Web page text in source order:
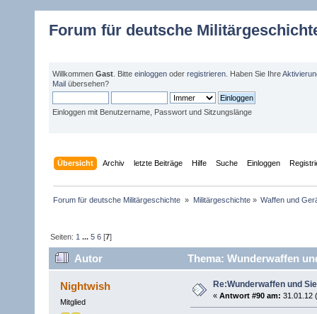
Forum für deutsche
Willkommen Gast . Bitte einloggen oder registrieren . Haben Sie Ihre
Mail übersehen?
Einloggen mit Benutzername, Passwort und Sitzungslänge
Übersicht Archiv letzte Beiträge Hilfe Suche Einloggen
Forum für deutsche Militärgeschichte » Militärgeschichte» Waffen und
Seiten: 1 ...5 6 [7]
Autor Thema: Wunderwaffen
Nightwish
Mitglied
Re:Wunderwaffen und
« Antwort #90 am: 31.01.12